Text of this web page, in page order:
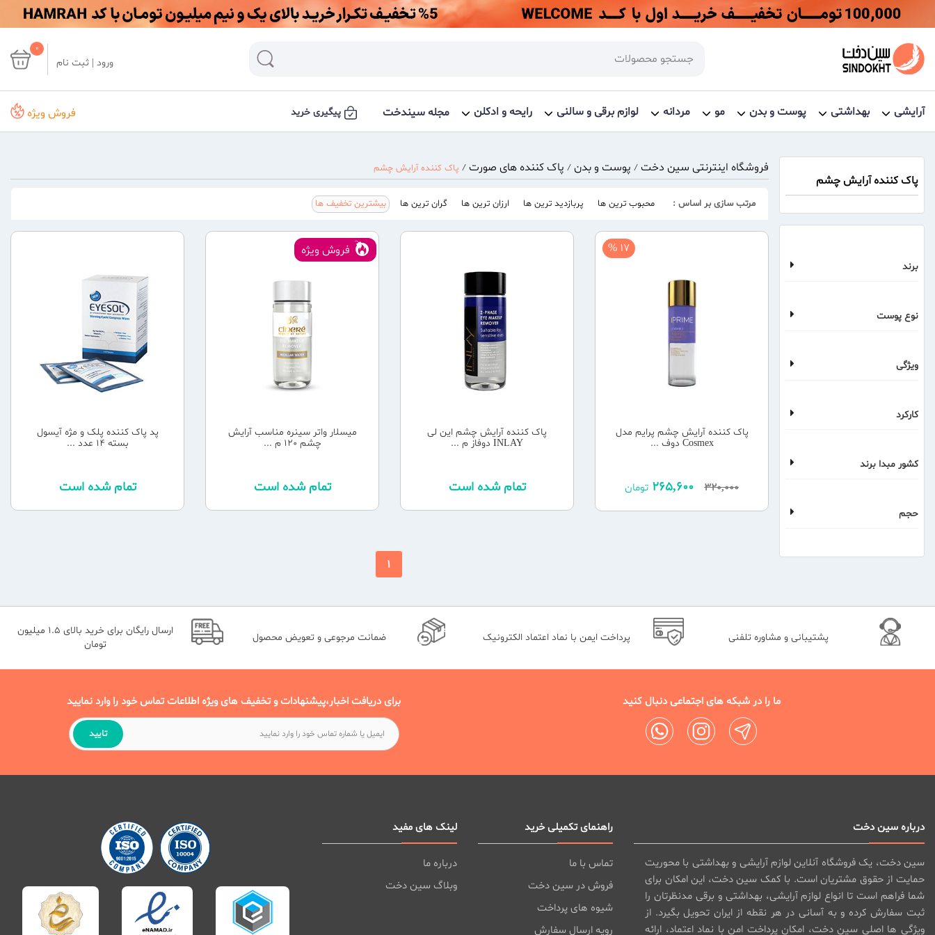
ورود | ثبت نام
0
آرایشی بهداشتی پوست و بدن مو مردانه لوازم برقی و سالنی رایحه و ادکلن مجله سیندخت پیگیری خرید فروش ویژه
پاک کننده آرایش چشم
برند
نوع پوست
ویژگی
کارکرد
کشور مبدا برند
حجم
فروشگاه اینترنتی سین دخت / پوست و بدن / پاک کننده های صورت / پاک کننده آرایش چشم
مرتب سازی بر اساس : محبوب ترین ها پربازدید ترین ها ارزان ترین ها گران ترین ها بیشترین تخفیف ها
17 %
پاک کننده آرایش چشم پرایم مدل
Cosmex دوف ...
320,000
265,600 تومان
پاک کننده آرایش چشم این لی
INLAY دوفاز م ...
تمام شده است
فروش ویژه
میسلار واتر سینره مناسب آرایش
چشم 120 م ...
تمام شده است
پد پاک کننده پلک و مژه آیسول
بسته 14 عدد ...
تمام شده است
1
پشتیبانی و مشاوره تلفنی پرداخت ایمن با نماد اعتماد الکترونیک ضمانت مرجوعی و تعویض محصول
ارسال رایگان برای خرید بالای 1.5 میلیون
تومان
ما را در شبکه های اجتماعی دنبال کنید برای دریافت اخبار،پیشنهادات و تخفیف های ویژه اطلاعات تماس خود را وارد نمایید
تایید
درباره سین دخت
سین دخت، یک فروشگاه آنلاین لوازم آرایشی و بهداشتی با محوریت
حمایت از حقوق مشتریان است. با کمک سین دخت، این امکان برای
شما فراهم است تا انواع لوازم آرایشی، بهداشتی و برقی مدنظرتان را
ثبت سفارش کرده و به آسانی در هر نقطه از ایران تحویل بگیرد. از
ویژگی ها اصلی سین دخت، امکان پرداخت امن با نماد اعتماد، ارائه
راهنمای تکمیلی خرید
تماس با ما
فروش در سین دخت
شیوه های پرداخت
رویه ارسال سفارش
لینک های مفید
درباره ما
وبلاگ سین دخت